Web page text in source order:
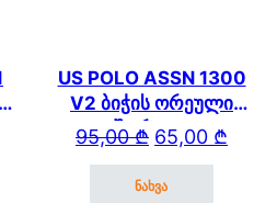
was: 95,00 ₾.
is: 65,00 ₾.
US POLO ASSN 1300
V2 ბიჭის ორეული
შორტით
95,00₾ Original price
65,00 ₾
Current price is:
ნახვა